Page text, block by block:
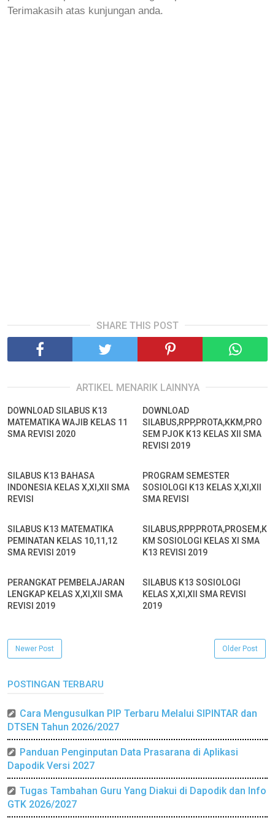
Terimakasih atas kunjungan anda.
SHARE THIS POST
ARTIKEL MENARIK LAINNYA
DOWNLOAD SILABUS K13
MATEMATIKA WAJIB KELAS 11
SMA REVISI 2020
DOWNLOAD
SILABUS,RPP,PROTA,KKM,PRO
SEM PJOK K13 KELAS XII SMA
REVISI 2019
SILABUS K13 BAHASA
INDONESIA KELAS X,XI,XII SMA
REVISI
PROGRAM SEMESTER
SOSIOLOGI K13 KELAS X,XI,XII
SMA REVISI
SILABUS K13 MATEMATIKA
PEMINATAN KELAS 10,11,12
SMA REVISI 2019
SILABUS,RPP,PROTA,PROSEM,K
KM SOSIOLOGI KELAS XI SMA
K13 REVISI 2019
PERANGKAT PEMBELAJARAN
LENGKAP KELAS X,XI,XII SMA
REVISI 2019
SILABUS K13 SOSIOLOGI
KELAS X,XI,XII SMA REVISI
2019
Newer Post Older Post
POSTINGAN TERBARU
Cara Mengusulkan PIP Terbaru Melalui SIPINTAR dan
DTSEN Tahun 2026/2027
Panduan Penginputan Data Prasarana di Aplikasi
Dapodik Versi 2027
Tugas Tambahan Guru Yang Diakui di Dapodik dan Info
GTK 2026/2027